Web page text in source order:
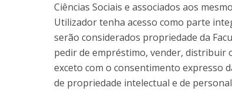
Ciências Sociais e associados aos
Utilizador tenha acesso como parte
serão considerados propriedade da
pedir de empréstimo, vender, distribuir
exceto com o consentimento expresso
de propriedade intelectual e de